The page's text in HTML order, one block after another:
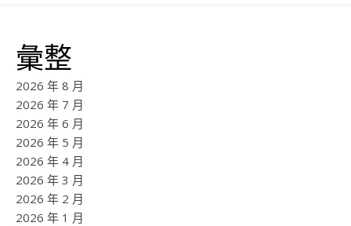
彙整
2026 年 8 月
2026 年 7 月
2026 年 6 月
2026 年 5 月
2026 年 4 月
2026 年 3 月
2026 年 2 月
2026 年 1 月